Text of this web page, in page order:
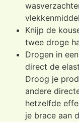
Knijp de
twee droge
Drogen in
direct de
Droog je
andere
hetzelfde
je brace aan